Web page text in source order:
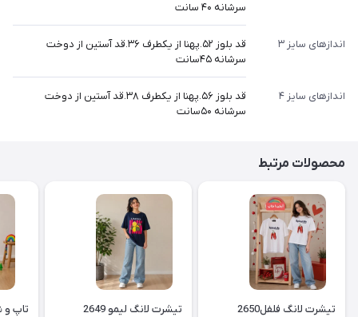
سرشانه ۴۰ سانت
اندازهای سایز ۳
قد بلوز ۵۲.پهنا از یکطرف ۳۶.قد آستین از دوخت
سرشانه ۴۵سانت
اندازهای سایز ۴
قد بلوز ۵۶.پهنا از یکطرف ۳۸.قد آستین از دوخت
سرشانه ۵۰سانت
محصولات مرتبط
تیشرت لانگ فلفل2650 تیشرت لانگ لیمو 2649 تاپ و